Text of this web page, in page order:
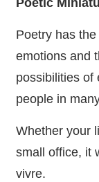
Poetic
Poetry has
emotions and
possibilities of
people in
Whether your
small office, it
vivre.